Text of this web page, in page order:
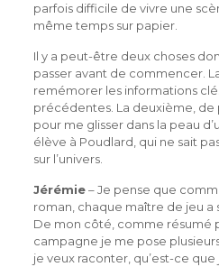
parfois difficile de vivre une
même temps sur papier.
Il y a peut-être deux choses
passer avant de commencer.
remémorer les informations
précédentes. La deuxième,
pour me glisser dans la peau
élève à Poudlard, qui ne sait
sur l’univers.
Jérémie– Je pense que
roman, chaque maître de jeu a
De mon côté, comme résumé
campagne je me pose
je veux raconter, qu’est-ce